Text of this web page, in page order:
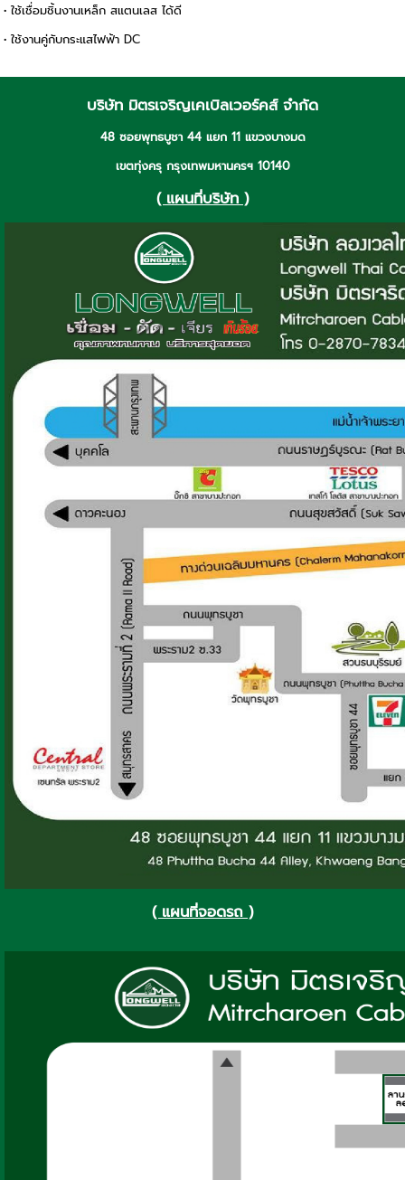
• ใช้เชื่อมชิ้นงานเหล็ก สแตนเลส ได้ดี
• ใช้งานคู่กับกระแสไฟฟ้า DC
บริษัท มิตรเจริญเคเบิลเวอร์คส์ จำกัด
48 ซอยพุทธบูชา 44 แยก 11 แขวงบางมด
เขตทุ่งครุ กรุงเทพมหานครฯ 10140
( แผนที่บริษัท )
( แผนที่จอดรถ )